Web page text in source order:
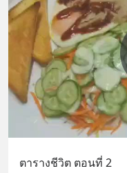
ตารางชีวิต ตอนที่ 2